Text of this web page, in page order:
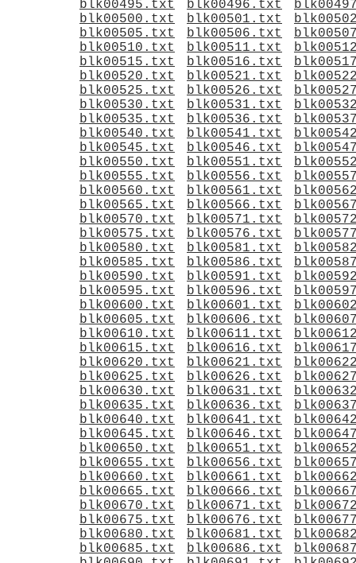
blk00495.txt blk00496.txt
blk00500.txt
blk00501.txt
blk00505.txt
blk00506.txt
blk00510.txt
blk00511.txt
blk00515.txt
blk00516.txt
blk00520.txt
blk00521.txt
blk00525.txt
blk00526.txt
blk00530.txt
blk00531.txt
blk00535.txt
blk00536.txt
blk00540.txt
blk00541.txt
blk00545.txt
blk00546.txt
blk00550.txt
blk00551.txt
blk00555.txt
blk00556.txt
blk00560.txt
blk00561.txt
blk00565.txt
blk00566.txt
blk00570.txt
blk00571.txt
blk00575.txt
blk00576.txt
blk00580.txt
blk00581.txt
blk00585.txt
blk00586.txt
blk00590.txt
blk00591.txt
blk00595.txt
blk00596.txt
blk00600.txt
blk00601.txt
blk00605.txt
blk00606.txt
blk00610.txt
blk00611.txt
blk00615.txt
blk00616.txt
blk00620.txt
blk00621.txt
blk00625.txt
blk00626.txt
blk00630.txt
blk00631.txt
blk00635.txt
blk00636.txt
blk00640.txt
blk00641.txt
blk00645.txt
blk00646.txt
blk00650.txt
blk00651.txt
blk00655.txt
blk00656.txt
blk00660.txt
blk00661.txt
blk00665.txt
blk00666.txt
blk00670.txt
blk00671.txt
blk00675.txt
blk00676.txt
blk00680.txt
blk00681.txt
blk00685.txt
blk00686.txt